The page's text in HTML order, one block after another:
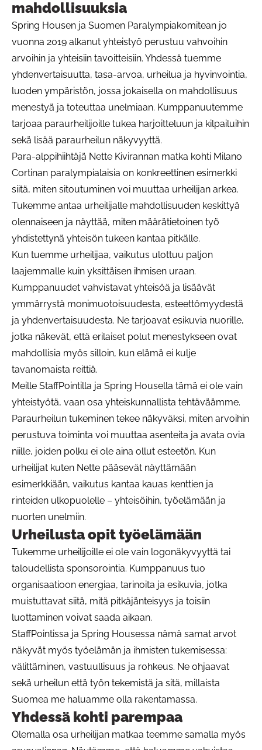
mahdollisuuksia
Spring Housen ja Suomen Paralympiakomitean jo
vuonna 2019 alkanut yhteistyö perustuu vahvoihin
arvoihin ja yhteisiin tavoitteisiin. Yhdessä tuemme
yhdenvertaisuutta, tasa-arvoa, urheilua ja hyvinvointia,
luoden ympäristön, jossa jokaisella on mahdollisuus
menestyä ja toteuttaa unelmiaan. Kumppanuutemme
tarjoaa paraurheilijoille tukea harjoitteluun ja kilpailuihin
sekä lisää paraurheilun näkyvyyttä.
Para-alppihiihtäjä Nette Kivirannan matka kohti Milano
Cortinan paralympialaisia on konkreettinen esimerkki
siitä, miten sitoutuminen voi muuttaa urheilijan arkea.
Tukemme antaa urheilijalle mahdollisuuden keskittyä
olennaiseen ja näyttää, miten määrätietoinen työ
yhdistettynä yhteisön tukeen kantaa pitkälle.
Kun tuemme urheilijaa, vaikutus ulottuu paljon
laajemmalle kuin yksittäisen ihmisen uraan.
Kumppanuudet vahvistavat yhteisöä ja lisäävät
ymmärrystä monimuotoisuudesta, esteettömyydestä
ja yhdenvertaisuudesta. Ne tarjoavat esikuvia nuorille,
jotka näkevät, että erilaiset polut menestykseen ovat
mahdollisia myös silloin, kun elämä ei kulje
tavanomaista reittiä.
Meille StaffPointilla ja Spring Housella tämä ei ole vain
yhteistyötä, vaan osa yhteiskunnallista tehtäväämme.
Paraurheilun tukeminen tekee näkyväksi, miten arvoihin
perustuva toiminta voi muuttaa asenteita ja avata ovia
niille, joiden polku ei ole aina ollut esteetön. Kun
urheilijat kuten Nette pääsevät näyttämään
esimerkkiään, vaikutus kantaa kauas kenttien ja
rinteiden ulkopuolelle – yhteisöihin, työelämään ja
nuorten unelmiin.
Urheilusta opit työelämään
Tukemme urheilijoille ei ole vain logonäkyvyyttä tai
taloudellista sponsorointia. Kumppanuus tuo
organisaatioon energiaa, tarinoita ja esikuvia, jotka
muistuttavat siitä, mitä pitkäjänteisyys ja toisiin
luottaminen voivat saada aikaan.
StaffPointissa ja Spring Housessa nämä samat arvot
näkyvät myös työelämän ja ihmisten tukemisessa:
välittäminen, vastuullisuus ja rohkeus. Ne ohjaavat
sekä urheilun että työn tekemistä ja sitä, millaista
Suomea me haluamme olla rakentamassa.
Yhdessä kohti parempaa
Olemalla osa urheilijan matkaa teemme samalla myös